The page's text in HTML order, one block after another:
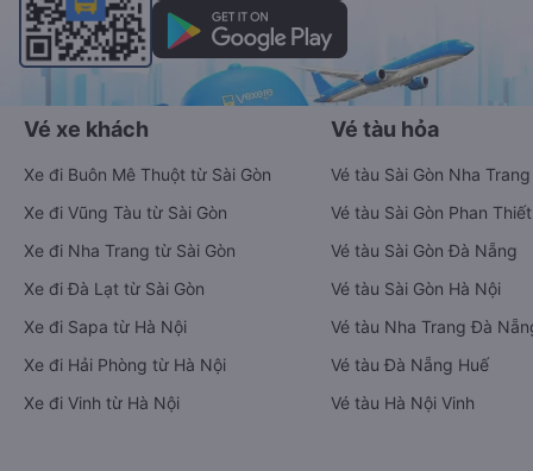
Vé xe khách
Xe đi Buôn Mê Thuột từ Sài Gòn
Xe đi Vũng Tàu từ Sài Gòn
Xe đi Nha Trang từ Sài Gòn
Xe đi Đà Lạt từ Sài Gòn
Xe đi Sapa từ Hà Nội
Xe đi Hải Phòng từ Hà Nội
Xe đi Vinh từ Hà Nội
Vé tàu hỏa
Vé tàu Sài Gòn Nha Trang
Vé tàu Sài Gòn Phan Thiết
Vé tàu Sài Gòn Đà Nẵng
Vé tàu Sài Gòn Hà Nội
Vé tàu Nha Trang Đà
Vé tàu Đà Nẵng Huế
Vé tàu Hà Nội Vinh